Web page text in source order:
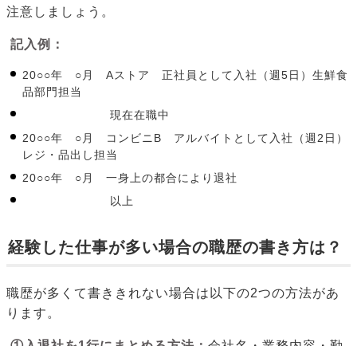
注意しましょう。
記入例：
20○○年 ○月 Aストア 正社員として入社（週5日）生鮮食
品部門担当
現在在職中
20○○年 ○月 コンビニB アルバイトとして入社（週2日）
レジ・品出し担当
20○○年 ○月 一身上の都合により退社
以上
経験した仕事が多い場合の職歴の書き方は？
職歴が多くて書ききれない場合は以下の2つの方法があ
ります。